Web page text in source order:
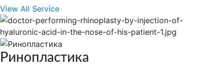
View All Service
Ринопластика